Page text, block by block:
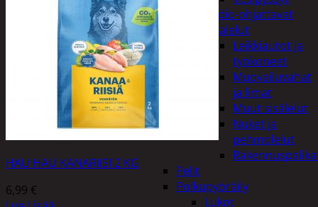
Radio-ohjattavat
Sisälelut
Leikkiautot ja
työkoneet
Muovailuvahat
ja limat
Muut sisälelut
Nuket ja
pehmolelut
Pelit
Polkupyöräily
Lukot
HAU HAU KANARIISI 2 KG
6,99 €